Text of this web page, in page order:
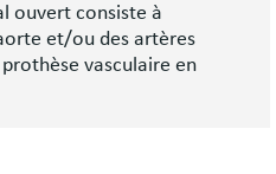
ouvert consiste à
et/ou des artères
vasculaire en